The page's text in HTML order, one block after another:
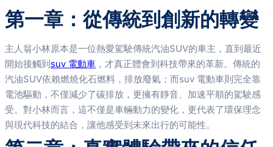
第一章：從傳統到創新的轉變
主人翁小林原本是一位熱愛駕駛傳統汽油SUV的車主，直到最近
開始接觸到 suv 電動車 ，才真正體會到科技帶來的革新。傳統的
汽油SUV依賴燃燒化石燃料，排放廢氣；而suv 電動車則完全靠
電池驅動，不僅減少了碳排放，更擁有靜音、加速平順的駕駛感
受。對小林而言，這不僅是車輛動力的變化，更代表了環保理念
與現代科技的結合，讓他感受到未來出行的可能性。